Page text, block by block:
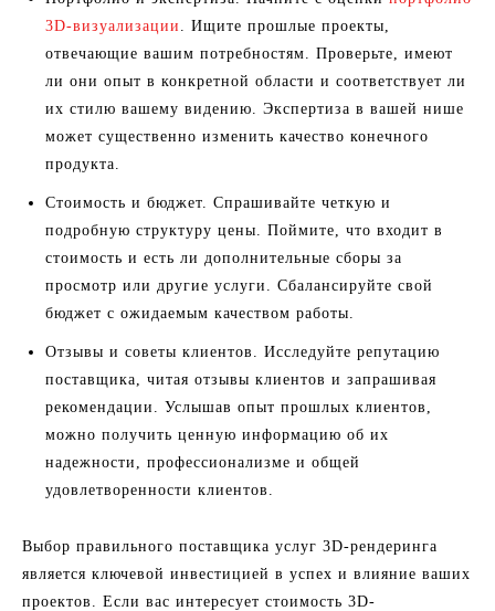
3D-визуализации . Ищите прошлые проекты,
отвечающие вашим потребностям. Проверьте, имеют
ли они опыт в конкретной области и соответствует ли
их стилю вашему видению. Экспертиза в вашей нише
может существенно изменить качество конечного
продукта.
Стоимость и бюджет. Спрашивайте четкую и
подробную структуру цены. Поймите, что входит в
стоимость и есть ли дополнительные сборы за
просмотр или другие услуги. Сбалансируйте свой
бюджет с ожидаемым качеством работы.
Отзывы и советы клиентов. Исследуйте репутацию
поставщика, читая отзывы клиентов и запрашивая
рекомендации. Услышав опыт прошлых клиентов,
можно получить ценную информацию об их
надежности, профессионализме и общей
удовлетворенности клиентов.
Выбор правильного поставщика услуг 3D-рендеринга
является ключевой инвестицией в успех и влияние ваших
проектов. Если вас интересует стоимость 3D-